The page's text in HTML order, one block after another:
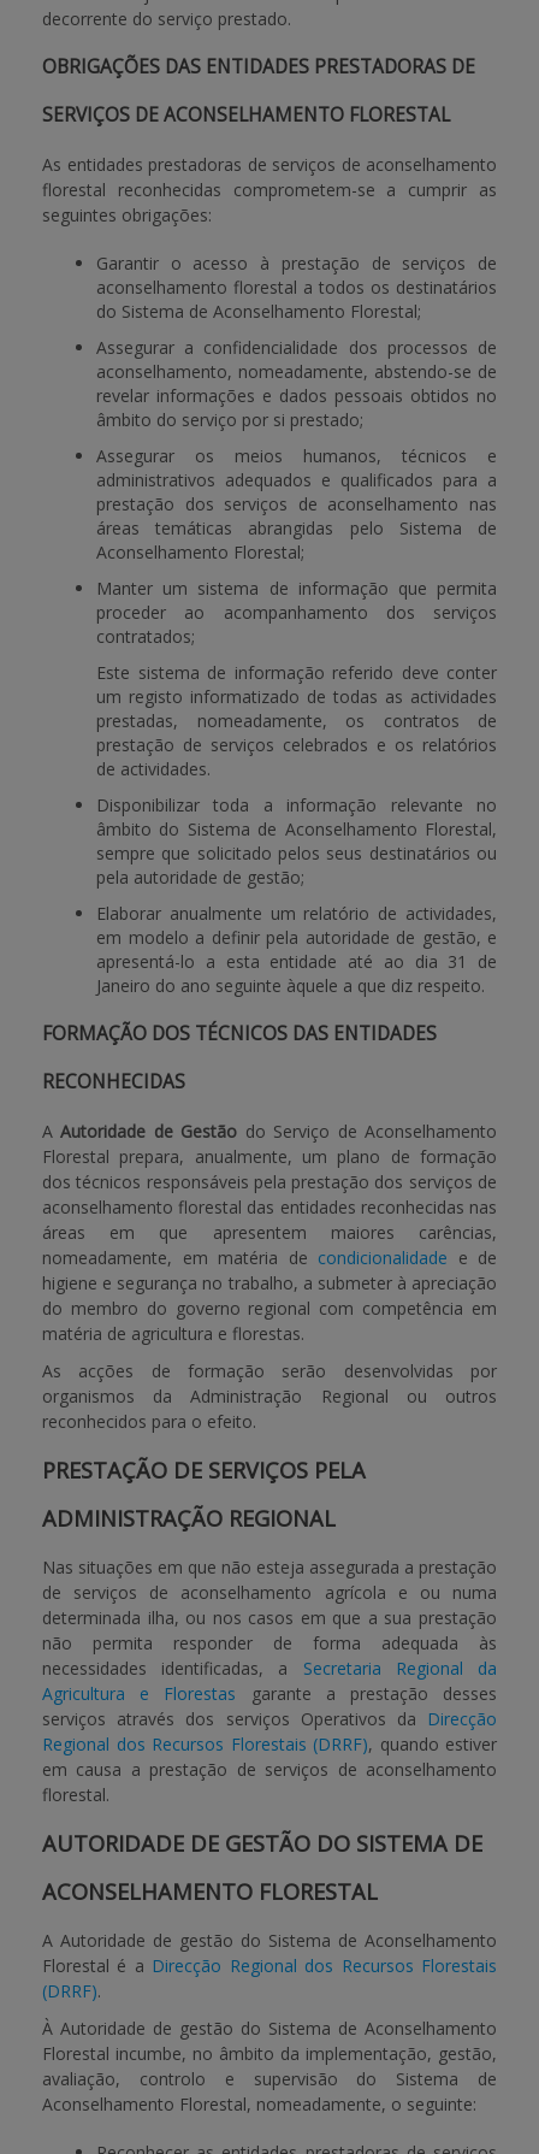
decorrente do serviço prestado.
OBRIGAÇÕES DAS ENTIDADES PRESTADORAS DE
SERVIÇOS DE ACONSELHAMENTO FLORESTAL
As entidades prestadoras de serviços de aconselhamento
florestal reconhecidas comprometem-se a cumprir as
seguintes obrigações:
Garantir o acesso à prestação de serviços de
aconselhamento florestal a todos os destinatários
do Sistema de Aconselhamento Florestal;
Assegurar a confidencialidade dos processos de
aconselhamento, nomeadamente, abstendo-se de
revelar informações e dados pessoais obtidos no
âmbito do serviço por si prestado;
Assegurar os meios humanos, técnicos e
administrativos adequados e qualificados para a
prestação dos serviços de aconselhamento nas
áreas temáticas abrangidas pelo Sistema de
Aconselhamento Florestal;
Manter um sistema de informação que permita
proceder ao acompanhamento dos serviços
contratados;
Este sistema de informação referido deve conter
um registo informatizado de todas as actividades
prestadas, nomeadamente, os contratos de
prestação de serviços celebrados e os relatórios
de actividades.
Disponibilizar toda a informação relevante no
âmbito do Sistema de Aconselhamento Florestal,
sempre que solicitado pelos seus destinatários ou
pela autoridade de gestão;
Elaborar anualmente um relatório de actividades,
em modelo a definir pela autoridade de gestão, e
apresentá-lo a esta entidade até ao dia 31 de
Janeiro do ano seguinte àquele a que diz respeito.
FORMAÇÃO DOS TÉCNICOS DAS ENTIDADES
RECONHECIDAS
AAutoridade de Gestão do Serviço de Aconselhamento
Florestal prepara, anualmente, um plano de formação
dos técnicos responsáveis pela prestação dos serviços de
aconselhamento florestal das entidades reconhecidas nas
áreas em que apresentem maiores carências,
nomeadamente, em matéria de condicionalidade e de
higiene e segurança no trabalho, a submeter à apreciação
do membro do governo regional com competência em
matéria de agricultura e florestas.
As acções de formação serão desenvolvidas por
organismos da Administração Regional ou outros
reconhecidos para o efeito.
PRESTAÇÃO DE SERVIÇOS PELA
ADMINISTRAÇÃO REGIONAL
Nas situações em que não esteja assegurada a prestação
de serviços de aconselhamento agrícola e ou numa
determinada ilha, ou nos casos em que a sua prestação
não permita responder de forma adequada às
necessidades identificadas, a Secretaria Regional da
Agricultura e Florestas garante a prestação desses
serviços através dos serviços Operativos da
Direcção
Regional dos Recursos Florestais (DRRF), quando estiver
em causa a prestação de serviços de aconselhamento
florestal.
AUTORIDADE DE GESTÃO DO SISTEMA DE
ACONSELHAMENTO FLORESTAL
A Autoridade de gestão do Sistema de Aconselhamento
Florestal é a Direcção Regional dos Recursos Florestais
(DRRF).
À Autoridade de gestão do Sistema de Aconselhamento
Florestal incumbe, no âmbito da implementação, gestão,
avaliação, controlo e supervisão do Sistema de
Aconselhamento Florestal, nomeadamente, o seguinte: